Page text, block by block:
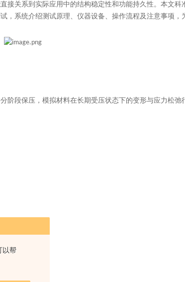
以帮
接关系到实际应用中的结构稳定性和功能持久性。本文科
，系统介绍测试原理、仪器设备、操作流程及注意事项，
阶段保压，模拟材料在长期受压状态下的变形与应力松弛